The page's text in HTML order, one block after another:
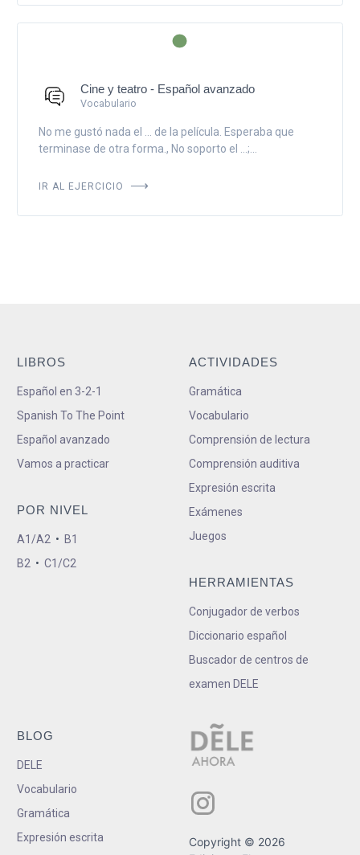
Cine y teatro - Español avanzado
Vocabulario
No me gustó nada el ... de la película. Esperaba que
terminase de otra forma., No soporto el ...;...
IR AL EJERCICIO
LIBROS
Español en 3-2-1
Spanish To The Point
Español avanzado
Vamos a practicar
POR NIVEL
A1/A2 • B1
B2 • C1/C2
ACTIVIDADES
Gramática
Vocabulario
Comprensión de lectura
Comprensión auditiva
Expresión escrita
Exámenes
Juegos
HERRAMIENTAS
Conjugador de verbos
Diccionario español
Buscador de centros de
examen DELE
BLOG
DELE
Vocabulario
Gramática
Expresión escrita
Copyright © 2026